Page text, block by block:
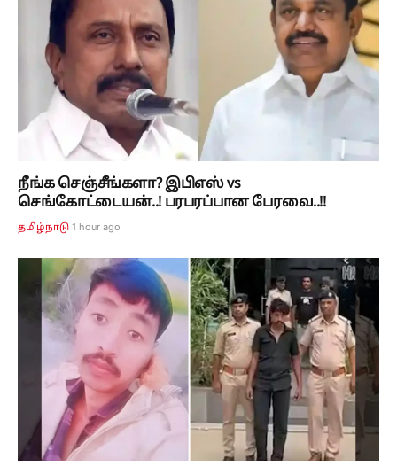
நீங்க செஞ்சீங்களா? இபிஎஸ் vs
செங்கோட்டையன்..! பரபரப்பான பேரவை..!!
தமிழ்நாடு 1 hour ago